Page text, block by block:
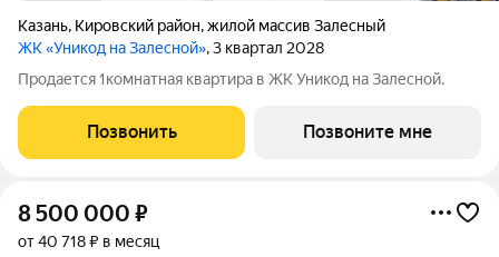
Казань, Кировский район,жилой массив Залесный
ЖК «Уникод на Залесной», 3 квартал 2028
Продается 1комнатная квартира в ЖК Уникод на Залесной.
Позвонить Позвоните мне
8 500 000 ₽
от 40 718 ₽ в месяц